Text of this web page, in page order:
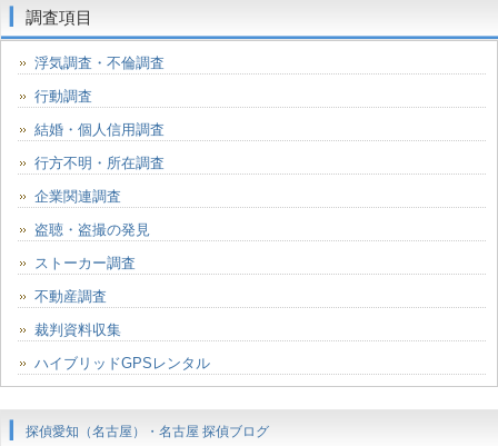
調査項目
浮気調査・不倫調査
行動調査
結婚・個人信用調査
行方不明・所在調査
企業関連調査
盗聴・盗撮の発見
ストーカー調査
不動産調査
裁判資料収集
ハイブリッドGPSレンタル
探偵愛知（名古屋）・名古屋 探偵ブログ